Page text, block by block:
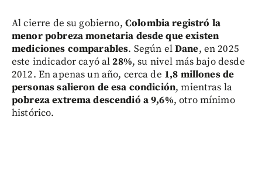
Al cierre de su gobierno, Colombia registró la
menor pobreza monetaria desde que existen
mediciones comparables. Según elDane, en 2025
este indicador cayó al28%, su nivel más bajo desde
2012. En apenas un año, cerca de 1,8 millones de
personas salieron de esa condición, mientras la
pobreza extrema descendió a 9,6%, otro mínimo
histórico.